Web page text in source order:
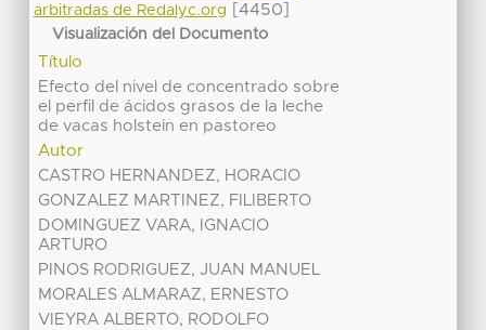
arbitradas de Redalyc.org
[4450]
Visualización del Documento
Título
Efecto del nivel de concentrado sobre
el perfil de ácidos grasos de la leche
de vacas holstein en pastoreo
Autor
CASTRO HERNANDEZ, HORACIO
GONZALEZ MARTINEZ, FILIBERTO
DOMINGUEZ VARA, IGNACIO
ARTURO
PINOS RODRIGUEZ, JUAN MANUEL
MORALES ALMARAZ, ERNESTO
VIEYRA ALBERTO, RODOLFO